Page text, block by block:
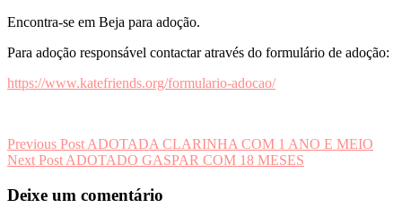
Encontra-se em Beja para adoção.
Para adoção responsável contactar através do formulário de adoção:
https://www.katefriends.org/formulario-adocao/
Navegação
de
artigos
Previous Post ADOTADA CLARINHA COM 1 ANO E MEIO
Next Post ADOTADO GASPAR COM 18 MESES
Deixe um comentário